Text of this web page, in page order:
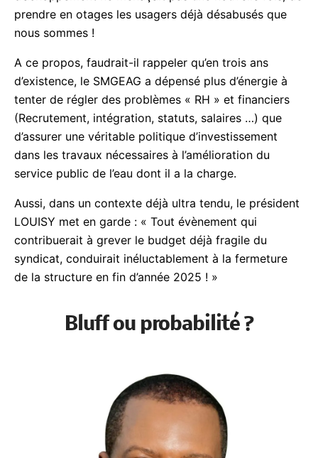
Ça pourrait presque faire sourire si cet énième
point d’achoppement ne menaçait pas une nouvelle
désabusés que nous sommes !
A ce propos, faudrait-il rappeler qu’en trois ans
d’existence, le SMGEAG a dépensé plus d’énergie à
tenter de régler des problèmes « RH » et financiers
(Recrutement, intégration, statuts, salaires …) que
d’assurer une véritable politique d’investissement
service public de l’eau dont il a la charge.
Aussi, dans un contexte déjà ultra tendu, le
président LOUISY met en garde : « Tout évènement
qui contribuerait à grever le budget déjà fragile du
de la structure en fin d’année 2025 ! »